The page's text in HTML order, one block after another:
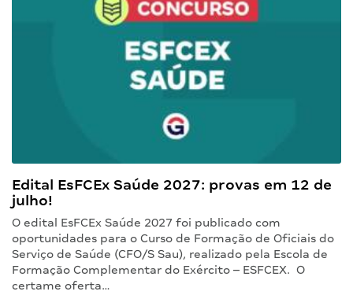
Edital EsFCEx Saúde 2027: provas em 12 de
julho!
O edital EsFCEx Saúde 2027 foi publicado com
oportunidades para o Curso de Formação de Oficiais do
Serviço de Saúde (CFO/S Sau), realizado pela Escola de
Formação Complementar do Exército – ESFCEX. O
certame oferta…